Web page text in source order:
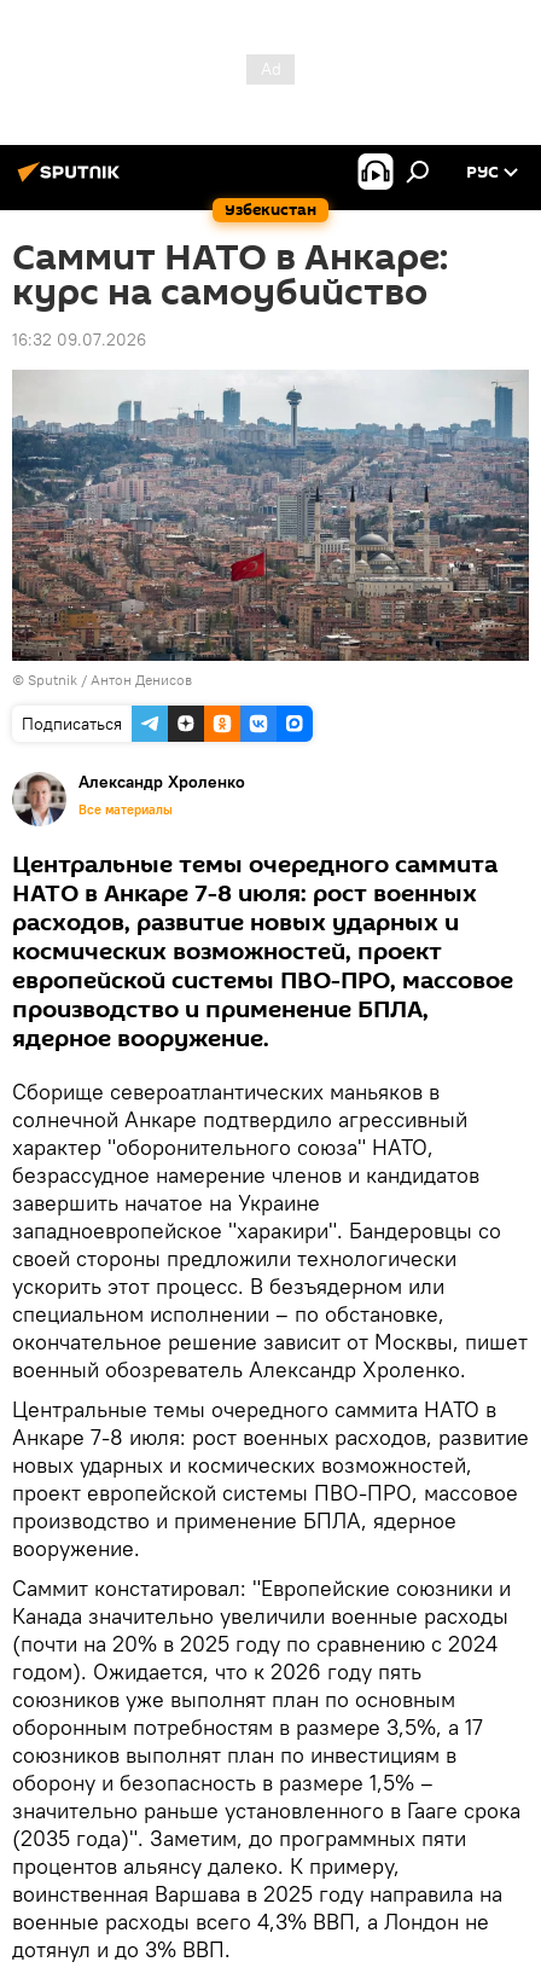
Узбекистан
РУС
Саммит НАТО в Анкаре:
курс на самоубийство
16:32 09.07.2026
© Sputnik / Антон Денисов
Подписаться
Александр Хроленко
Все материалы
Центральные темы очередного саммита
НАТО в Анкаре 7-8 июля: рост военных
расходов, развитие новых ударных и
космических возможностей, проект
европейской системы ПВО-ПРО, массовое
производство и применение БПЛА,
ядерное вооружение.
Сборище североатлантических маньяков в
солнечной Анкаре подтвердило агрессивный
характер "оборонительного союза" НАТО,
безрассудное намерение членов и кандидатов
завершить начатое на Украине
западноевропейское "харакири". Бандеровцы со
своей стороны предложили технологически
ускорить этот процесс. В безъядерном или
специальном исполнении – по обстановке,
окончательное решение зависит от Москвы, пишет
военный обозреватель Александр Хроленко.
Центральные темы очередного саммита НАТО в
Анкаре 7-8 июля: рост военных расходов, развитие
новых ударных и космических возможностей,
проект европейской системы ПВО-ПРО, массовое
производство и применение БПЛА, ядерное
вооружение.
Саммит констатировал: "Европейские союзники и
Канада значительно увеличили военные расходы
(почти на 20% в 2025 году по сравнению с 2024
годом). Ожидается, что к 2026 году пять
союзников уже выполнят план по основным
оборонным потребностям в размере 3,5%, а 17
союзников выполнят план по инвестициям в
оборону и безопасность в размере 1,5% –
значительно раньше установленного в Гааге срока
(2035 года)". Заметим, до программных пяти
процентов альянсу далеко. К примеру,
воинственная Варшава в 2025 году направила на
военные расходы всего 4,3% ВВП, а Лондон не
дотянул и до 3% ВВП.